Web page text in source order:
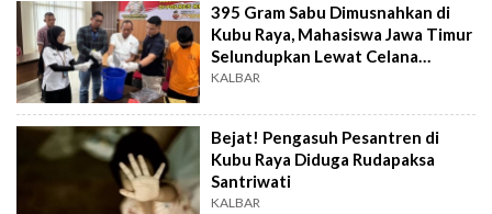
395 Gram Sabu Dimusnahkan di
Kubu Raya, Mahasiswa Jawa Timur
Selundupkan Lewat Celana
Dalam!
KALBAR
Bejat! Pengasuh Pesantren di
Kubu Raya Diduga Rudapaksa
Santriwati
KALBAR